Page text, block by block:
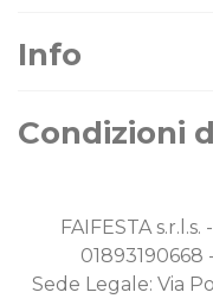
Info
Condizioni
FAIFESTA
01893190668
Sede Legale: Via